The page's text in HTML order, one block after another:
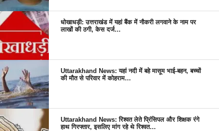
धोखाधड़ी: उत्तराखंड में यहां बैंक में नौकरी लगवाने के नाम पर
लाखों की ठगी, केस दर्ज…
Uttarakhand News: यहां नदी में बहे मासूम भाई-बहन, बच्चों
की मौत से परिवार में कोहराम…
Uttarakhand News: रिश्वत लेते प्रिंसिपल और शिक्षक रंगे
हाथ गिरफ्तार, इसलिए मांग रहे थे रिश्वत…